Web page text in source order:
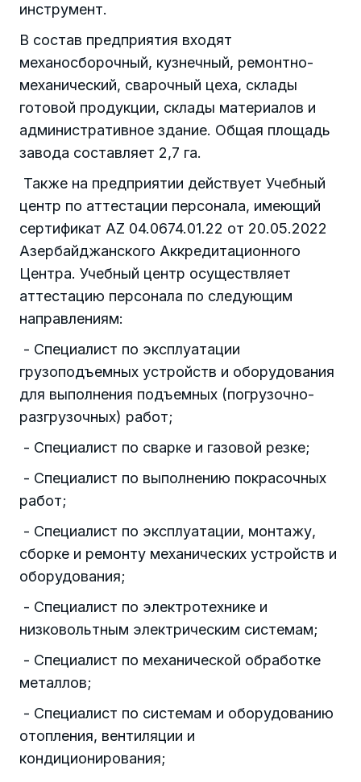
инструмент.
В состав предприятия входят
механосборочный, кузнечный, ремонтно-
механический, сварочный цеха, склады
готовой продукции, склады материалов и
административное здание. Общая площадь
завода составляет 2,7 га.
Также на предприятии действует Учебный
центр по аттестации персонала, имеющий
сертификат AZ 04.0674.01.22 от 20.05.2022
Азербайджанского Аккредитационного
Центра. Учебный центр осуществляет
аттестацию персонала по следующим
направлениям:
- Специалист по эксплуатации
грузоподъемных устройств и оборудования
для выполнения подъемных (погрузочно-
разгрузочных) работ;
- Специалист по сварке и газовой резке;
- Специалист по выполнению покрасочных
работ;
- Специалист по эксплуатации, монтажу,
сборке и ремонту механических устройств и
оборудования;
- Специалист по электротехнике и
низковольтным электрическим системам;
- Специалист по механической обработке
металлов;
- Специалист по системам и оборудованию
отопления, вентиляции и
кондиционирования;